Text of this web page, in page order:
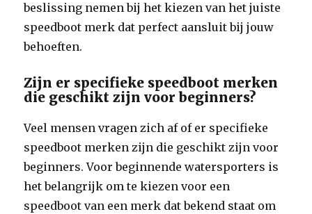
beslissing nemen bij het kiezen van het juiste
speedboot merk dat perfect aansluit bij jouw
behoeften.
Zijn er specifieke speedboot merken
die geschikt zijn voor beginners?
Veel mensen vragen zich af of er specifieke
speedboot merken zijn die geschikt zijn voor
beginners. Voor beginnende watersporters is
het belangrijk om te kiezen voor een
speedboot van een merk dat bekend staat om